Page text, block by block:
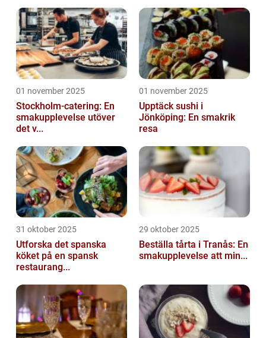
01 november 2025
Stockholm-catering: En
smakupplevelse utöver
det v...
01 november 2025
Upptäck sushi i
Jönköping: En smakrik
resa
31 oktober 2025
Utforska det spanska
köket på en spansk
restaurang...
29 oktober 2025
Beställa tårta i Tranås: En
smakupplevelse att min...